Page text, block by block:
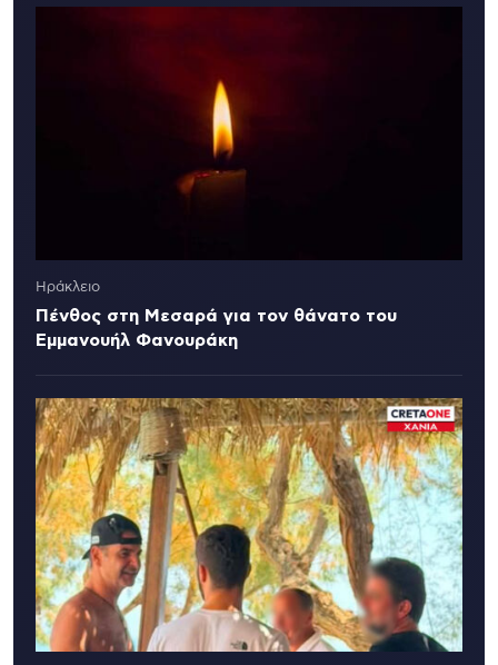
Ηράκλειο
Πένθος στη Μεσαρά για τον θάνατο του
Εμμανουήλ Φανουράκη